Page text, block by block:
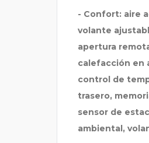
- Confort: aire
volante
apertura
calefacción en
control de
trasero,
sensor de
ambiental,